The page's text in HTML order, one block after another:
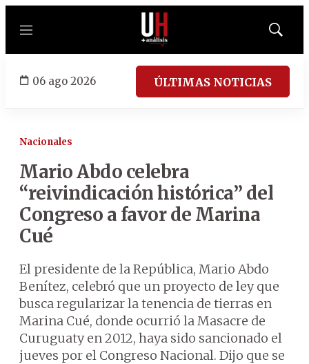
Menú
Mostrar
06 ago 2026 ÚLTIMAS NOTICIAS
Nacionales
Mario Abdo celebra
“reivindicación histórica” del
Congreso a favor de Marina
Cué
El presidente de la República, Mario Abdo
Benítez, celebró que un proyecto de ley que
busca regularizar la tenencia de tierras en
Marina Cué, donde ocurrió la Masacre de
Curuguaty en 2012, haya sido sancionado el
jueves por el Congreso Nacional. Dijo que se